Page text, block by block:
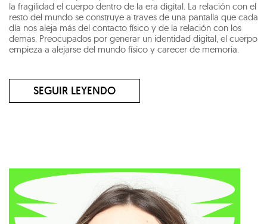
la fragilidad el cuerpo dentro de la era digital. La relación con el
resto del mundo se construye a traves de una pantalla que cada
día nos aleja más del contacto físico y de la relación con los
demas. Preocupados por generar un identidad digital, el cuerpo
empieza a alejarse del mundo físico y carecer de memoria.
SEGUIR LEYENDO